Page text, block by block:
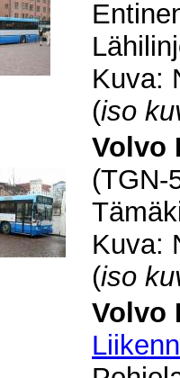
Kuva:
(iso
Volvo
(TGN-
Kuva:
(iso
Volvo